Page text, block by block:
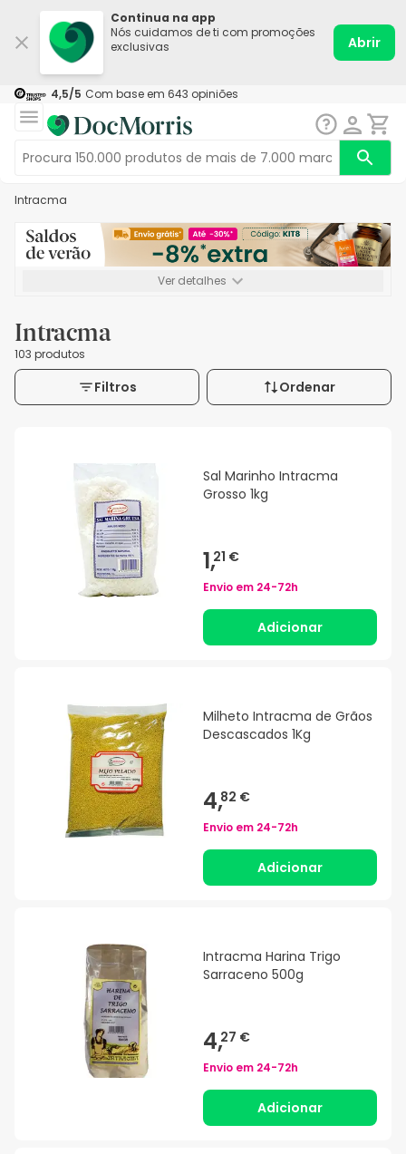
Continua na app
Nós cuidamos de ti com promoções
exclusivas
Abrir
4,5/5 Com base em 643 opiniões
Intracma
Ver detalhes
Intracma
103 produtos
Filtros Ordenar
Sal Marinho Intracma
Grosso 1kg
1,21 €
Envio em 24-72h
Adicionar
Milheto Intracma de Grãos
Descascados 1Kg
4,82 €
Envio em 24-72h
Adicionar
Intracma Harina Trigo
Sarraceno 500g
4,27 €
Envio em 24-72h
Adicionar